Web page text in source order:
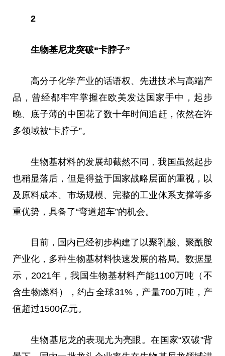
2
生物基尼龙突破“卡脖子”
高分子化学产业的话语权、先进技术与高端产
品，曾经都牢牢掌握在欧美发达国家手中，起步
晚、底子薄的中国花了数十年时间追赶，依然在许
多领域被“卡脖子”。
生物基材料的发展却截然不同 ，我国虽然起步
也稍显落后，但是得益于国家战略层面的重视，以
及原料成本、市场规模、完整的工业体系支撑等多
重优势，具备了“弯道超车”的机会。
目前，国内已经初步构建了以聚乳酸、聚酰胺
产业化，多种生物基材料快速发展的格局。数据显
示，2021年，我国生物基材料产能1100万吨（不
含生物燃料），约占全球31%，产量700万吨，产
值超过1500亿元。
生物基尼龙的表现尤为亮眼。在国家“双碳”背